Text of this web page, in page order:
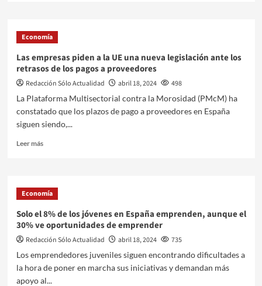
Economía
Las empresas piden a la UE una nueva legislación ante los
retrasos de los pagos a proveedores
Redacción Sólo Actualidad abril 18, 2024
498
La Plataforma Multisectorial contra la Morosidad (PMcM) ha
constatado que los plazos de pago a proveedores en España
siguen siendo,...
Leer más
Economía
Solo el 8% de los jóvenes en España emprenden, aunque el
30% ve oportunidades de emprender
Redacción Sólo Actualidad abril 18, 2024
735
Los emprendedores juveniles siguen encontrando dificultades a
la hora de poner en marcha sus iniciativas y demandan más
apoyo al...